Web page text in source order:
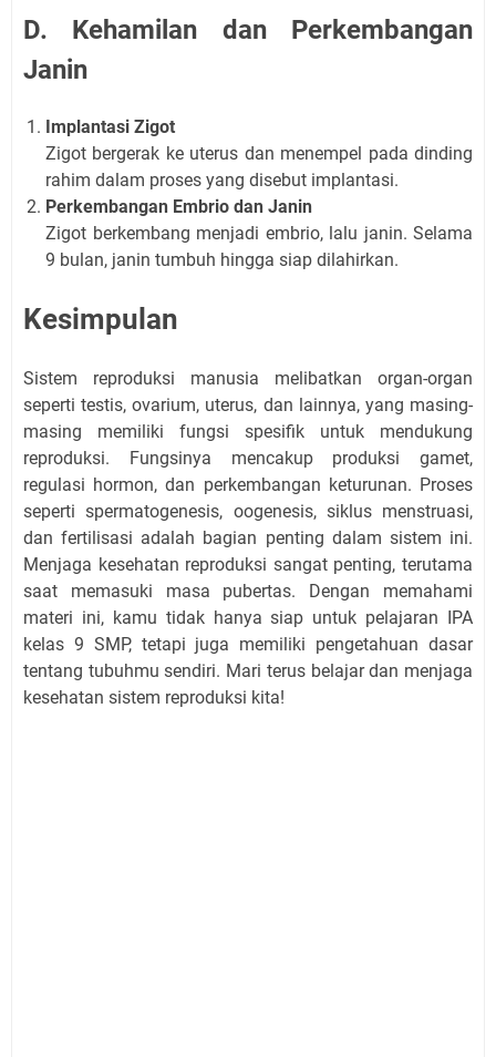
D. Kehamilan dan Perkembangan
Janin
Implantasi Zigot
Zigot bergerak ke uterus dan menempel pada dinding
rahim dalam proses yang disebut implantasi.
Perkembangan Embrio dan Janin
Zigot berkembang menjadi embrio, lalu janin. Selama
9 bulan, janin tumbuh hingga siap dilahirkan.
Kesimpulan
Sistem reproduksi manusia melibatkan organ-organ
seperti testis, ovarium, uterus, dan lainnya, yang masing-
masing memiliki fungsi spesifik untuk mendukung
reproduksi. Fungsinya mencakup produksi gamet,
regulasi hormon, dan perkembangan keturunan. Proses
seperti spermatogenesis, oogenesis, siklus menstruasi,
dan fertilisasi adalah bagian penting dalam sistem ini.
Menjaga kesehatan reproduksi sangat penting, terutama
saat memasuki masa pubertas. Dengan memahami
materi ini, kamu tidak hanya siap untuk pelajaran IPA
kelas 9 SMP, tetapi juga memiliki pengetahuan dasar
tentang tubuhmu sendiri. Mari terus belajar dan menjaga
kesehatan sistem reproduksi kita!